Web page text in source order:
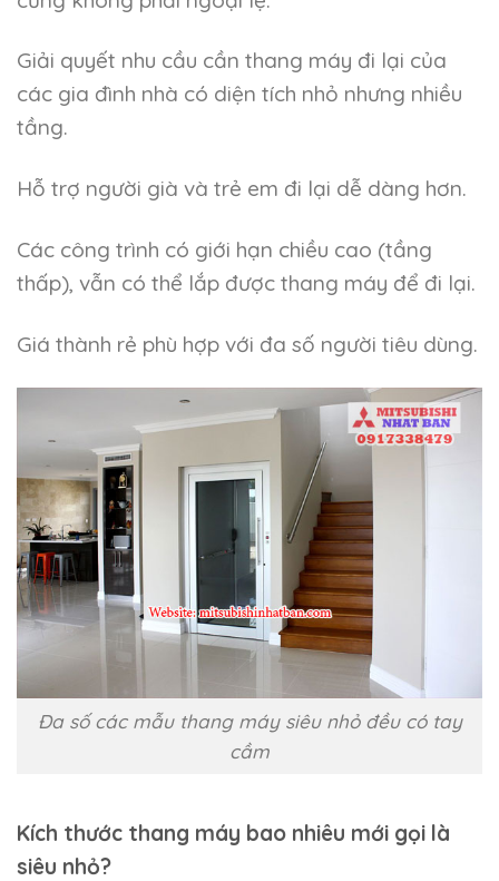
Giải quyết nhu cầu cần thang máy đi lại của
các gia đình nhà có diện tích nhỏ nhưng nhiều
tầng.
Hỗ trợ người già và trẻ em đi lại dễ dàng hơn.
Các công trình có giới hạn chiều cao (tầng
thấp), vẫn có thể lắp được thang máy để đi lại.
Giá thành rẻ phù hợp với đa số người tiêu dùng.
Đa số các mẫu thang máy siêu nhỏ đều có tay
cầm
Kích thước thang máy bao nhiêu mới gọi là
siêu nhỏ?